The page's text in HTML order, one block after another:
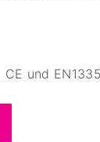
und